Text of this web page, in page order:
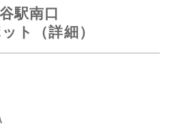
駅南口
ト（詳細）